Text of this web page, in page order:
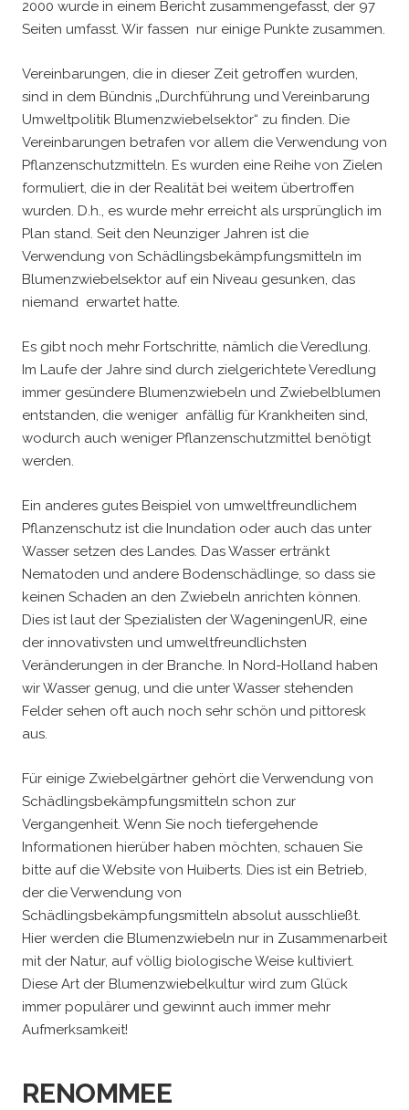
2000 wurde in einem Bericht zusammengefasst, der 97
Seiten umfasst. Wir fassen nur einige Punkte zusammen.
Vereinbarungen, die in dieser Zeit getroffen wurden,
sind in dem Bündnis „Durchführung und Vereinbarung
Umweltpolitik Blumenzwiebelsektor“ zu finden. Die
Vereinbarungen betrafen vor allem die Verwendung von
Pflanzenschutzmitteln. Es wurden eine Reihe von Zielen
formuliert, die in der Realität bei weitem übertroffen
wurden. D.h., es wurde mehr erreicht als ursprünglich im
Plan stand. Seit den Neunziger Jahren ist die
Verwendung von Schädlingsbekämpfungsmitteln im
Blumenzwiebelsektor auf ein Niveau gesunken, das
niemand erwartet hatte.
Es gibt noch mehr Fortschritte, nämlich die Veredlung.
Im Laufe der Jahre sind durch zielgerichtete Veredlung
immer gesündere Blumenzwiebeln und Zwiebelblumen
entstanden, die weniger anfällig für Krankheiten sind,
wodurch auch weniger Pflanzenschutzmittel benötigt
werden.
Ein anderes gutes Beispiel von umweltfreundlichem
Pflanzenschutz ist die Inundation oder auch das unter
Wasser setzen des Landes. Das Wasser ertränkt
Nematoden und andere Bodenschädlinge, so dass sie
keinen Schaden an den Zwiebeln anrichten können.
Dies ist laut der Spezialisten der WageningenUR, eine
der innovativsten und umweltfreundlichsten
Veränderungen in der Branche. In Nord-Holland haben
wir Wasser genug, und die unter Wasser stehenden
Felder sehen oft auch noch sehr schön und pittoresk
aus.
Für einige Zwiebelgärtner gehört die Verwendung von
Schädlingsbekämpfungsmitteln schon zur
Vergangenheit. Wenn Sie noch tiefergehende
Informationen hierüber haben möchten, schauen Sie
bitte auf die Website von Huiberts. Dies ist ein Betrieb,
der die Verwendung von
Schädlingsbekämpfungsmitteln absolut ausschließt.
Hier werden die Blumenzwiebeln nur in Zusammenarbeit
mit der Natur, auf völlig biologische Weise kultiviert.
Diese Art der Blumenzwiebelkultur wird zum Glück
immer populärer und gewinnt auch immer mehr
Aufmerksamkeit!
RENOMMEE